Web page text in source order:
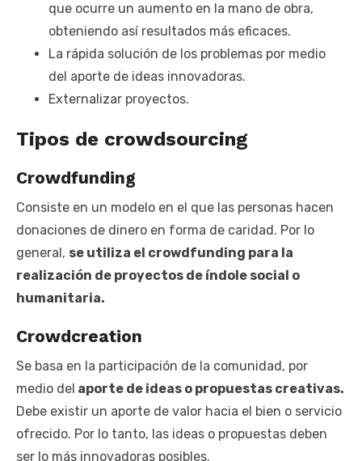
que ocurre un aumento en la mano de obra,
obteniendo así resultados más eficaces.
La rápida solución de los problemas por medio
del aporte de ideas innovadoras.
Externalizar proyectos.
Tipos de crowdsourcing
Crowdfunding
Consiste en un modelo en el que las personas hacen
donaciones de dinero en forma de caridad. Por lo
general, se utiliza el crowdfunding para la
realización de proyectos de índole social o
humanitaria.
Crowdcreation
Se basa en la participación de la comunidad, por
medio del aporte de ideas o propuestas creativas.
Debe existir un aporte de valor hacia el bien o servicio
ofrecido. Por lo tanto, las ideas o propuestas deben
ser lo más innovadoras posibles.